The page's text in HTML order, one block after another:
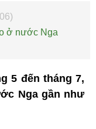
ở nước Nga
5 đến tháng 7,
Nga gần như